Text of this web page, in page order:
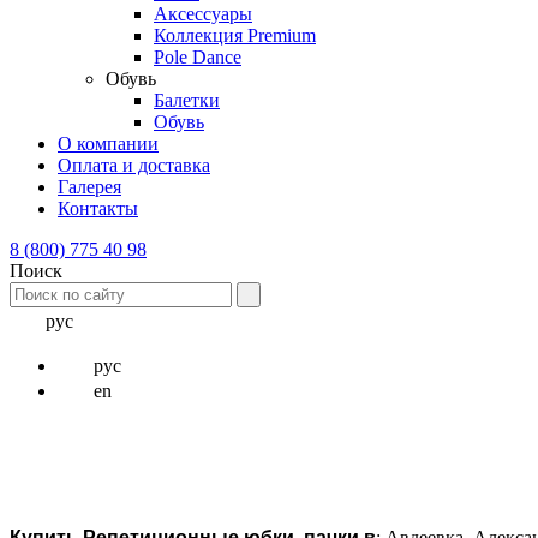
Аксессуары
Коллекция Premium
Pole Dance
Обувь
Балетки
Обувь
О компании
Оплата и доставка
Галерея
Контакты
8 (800) 775 40 98
Поиск
рус
рус
en